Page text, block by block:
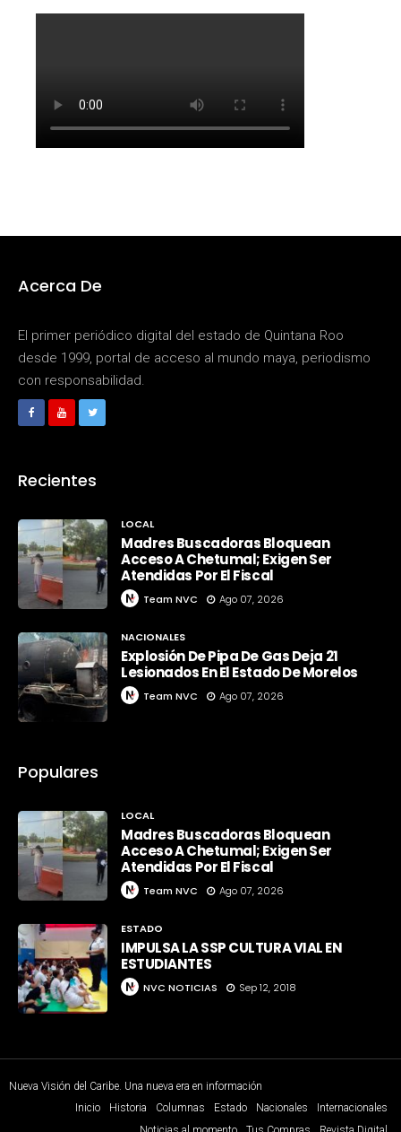
Acerca De
El primer periódico digital del estado de Quintana Roo
desde 1999, portal de acceso al mundo maya, periodismo
con responsabilidad.
Recientes
LOCAL
Madres Buscadoras Bloquean
Acceso A Chetumal; Exigen Ser
Atendidas Por El Fiscal
Team NVC Ago 07, 2026
NACIONALES
Explosión De Pipa De Gas Deja 21
Lesionados En El Estado De Morelos
Team NVC Ago 07, 2026
Populares
LOCAL
Madres Buscadoras Bloquean
Acceso A Chetumal; Exigen Ser
Atendidas Por El Fiscal
Team NVC Ago 07, 2026
ESTADO
IMPULSA LA SSP CULTURA VIAL EN
ESTUDIANTES
NVC NOTICIAS Sep 12, 2018
Nueva Visión del Caribe. Una nueva era en información
Inicio
Historia Columnas Estado Nacionales
Internacionales